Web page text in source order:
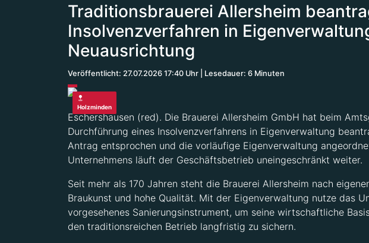
Traditionsbrauerei Allersheim
Insolvenzverfahren in
Neuausrichtung
Veröffentlicht: 27.07.2026 17:40 Uhr Lesedauer: 6 Minuten
Holzminden
Eschershausen (red). Die Brauerei Allersheim GmbH hat beim
Durchführung eines Insolvenzverfahrens in Eigenverwaltung
Antrag entsprochen und die vorläufige Eigenverwaltung
Unternehmens läuft der Geschäftsbetrieb uneingeschränkt weiter.
Seit mehr als 170 Jahren steht die Brauerei Allersheim nach
Braukunst und hohe Qualität. Mit der Eigenverwaltung nutze das
vorgesehenes Sanierungsinstrument, um seine wirtschaftliche
den traditionsreichen Betrieb langfristig zu sichern.